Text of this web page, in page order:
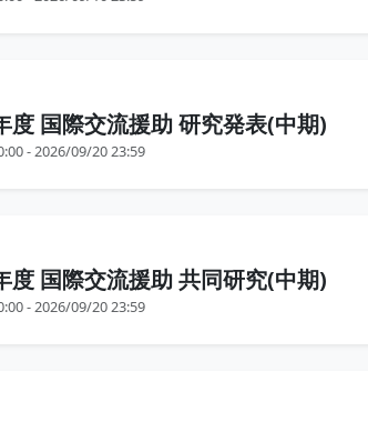
度 国際交流援助 研究発表(中期)
- 2026/09/20 23:59
度 国際交流援助 共同研究(中期)
- 2026/09/20 23:59